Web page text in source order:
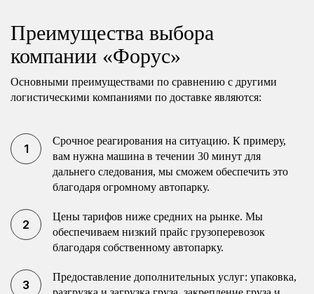
Преимущества выбора
компании «Форус»
Основными преимуществами по сравнению с другими
логистическими компаниями по доставке являются:
Срочное реагирования на ситуацию. К примеру,
вам нужна машина в течении 30 минут для
дальнего следования, мы сможем обеспечить это
благодаря огромному автопарку.
Цены тарифов ниже средних на рынке. Мы
обеспечиваем низкий прайс грузоперевозок
благодаря собственному автопарку.
Предоставление дополнительных услуг: упаковка,